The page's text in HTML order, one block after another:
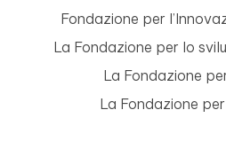
Fondazione per
La Fondazione per lo
La Fondazione
La Fondazione